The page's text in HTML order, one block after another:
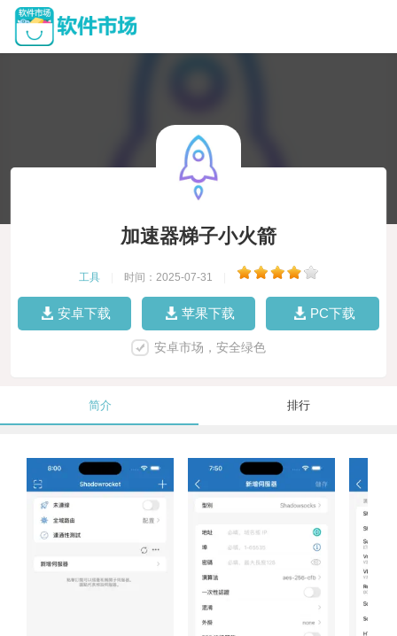
加速器梯子小火箭
工具 时间：2025-07-31
安卓下载 苹果下载 PC下载
安卓市场，安全绿色
简介 排行